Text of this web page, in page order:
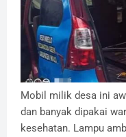
Mobil milik desa ini
dan banyak dipakai
kesehatan. Lampu